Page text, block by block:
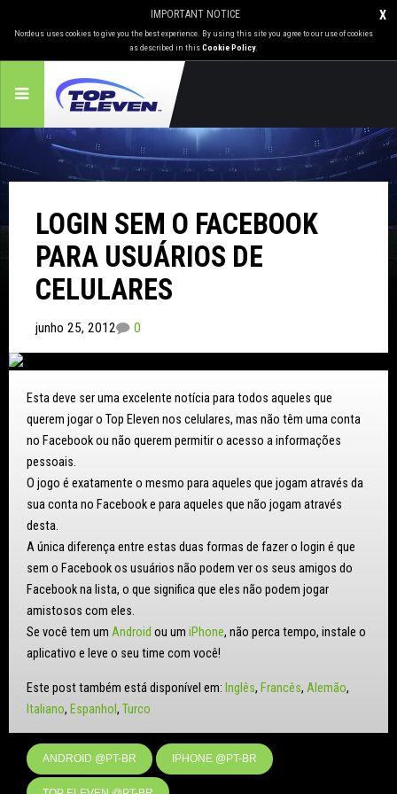
X
IMPORTANT NOTICE
Nordeus uses cookies to give you the best experience. By using this site you agree to our use of cookies
as described in thisCookie Policy.
LOGIN SEM O FACEBOOK
PARA USUÁRIOS DE
CELULARES
junho 25, 2012 0
Esta deve ser uma excelente notícia para todos aqueles que
querem jogar o Top Eleven nos celulares, mas não têm uma conta
no Facebook ou não querem permitir o acesso a informações
pessoais.
O jogo é exatamente o mesmo para aqueles que jogam através da
sua conta no Facebook e para aqueles que não jogam através
desta.
A única diferença entre estas duas formas de fazer o login é que
sem o Facebook os usuários não podem ver os seus amigos do
Facebook na lista, o que significa que eles não podem jogar
amistosos com eles.
Se você tem um Android ou um iPhone, não perca tempo, instale o
aplicativo e leve o seu time com você!
Este post também está disponível em: Inglês Francês Alemão
Italiano Espanhol Turco
ANDROID @PT-BR IPHONE @PT-BR